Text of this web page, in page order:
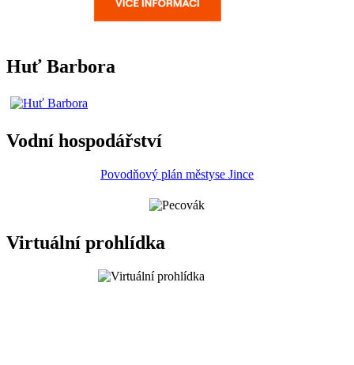
Huť Barbora
Vodní hospodářství
Povodňový plán městyse Jince
Virtuální prohlídka